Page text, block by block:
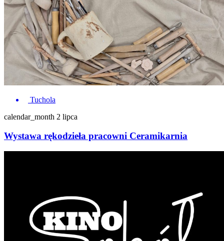
Tuchola
calendar_month 2 lipca
Wystawa rękodzieła pracowni Ceramikarnia